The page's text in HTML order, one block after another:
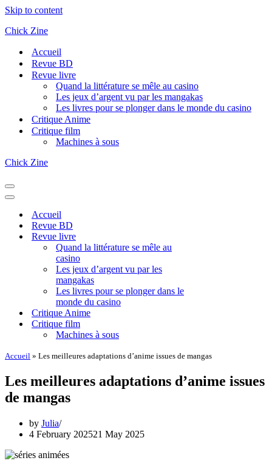
Skip to content
Chick Zine
Accueil
Revue BD
Revue livre
Quand la littérature se mêle au casino
Les jeux d’argent vu par les mangakas
Les livres pour se plonger dans le monde du casino
Critique Anime
Critique film
Machines à sous
Chick Zine
Navigation
Menu
Navigation
Accueil
Revue BD
Revue livre
Quand la littérature se mêle au
casino
Les jeux d’argent vu par les
mangakas
Les livres pour se plonger dans le
monde du casino
Critique Anime
Critique film
Machines à sous
Accueil » Les meilleures adaptations d’anime issues de mangas
Les meilleures adaptations d’anime issues
de mangas
by Julia
4 February 202521 May 2025